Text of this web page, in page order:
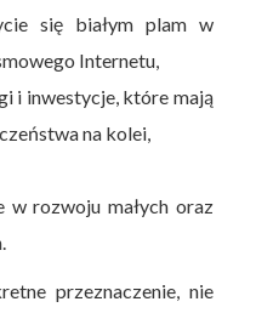
się białym plam w
Internetu,
i inwestycje, które mają
na kolei,
w rozwoju małych oraz
przeznaczenie, nie